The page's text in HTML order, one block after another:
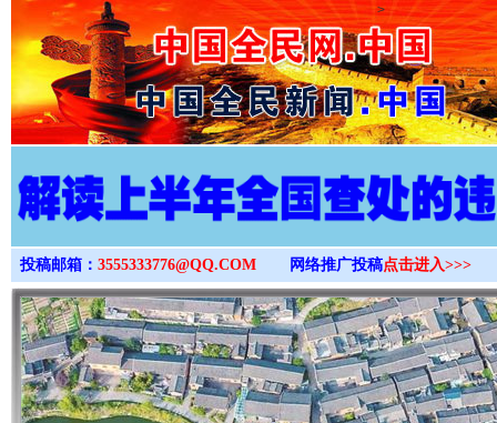
>
投稿邮箱： 3555333776@QQ.COM 网络推广投稿点击进入>>>